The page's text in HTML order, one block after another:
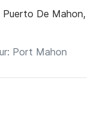
Puerto De Mahon,